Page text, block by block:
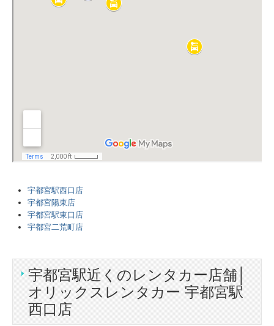
宇都宮駅西口店
宇都宮陽東店
宇都宮駅東口店
宇都宮二荒町店
宇都宮駅近くのレンタカー店舗│
オリックスレンタカー 宇都宮駅
西口店